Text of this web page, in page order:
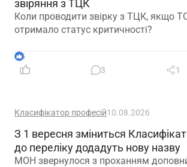
звіряння з ТЦК
Коли проводити звірку з ТЦК, якщо
отримало статус критичності?
5
3
1
Класифікатор професій10.08.2026
З 1 вересня зміниться
до переліку додадуть нову назву
МОН звернулося з проханням